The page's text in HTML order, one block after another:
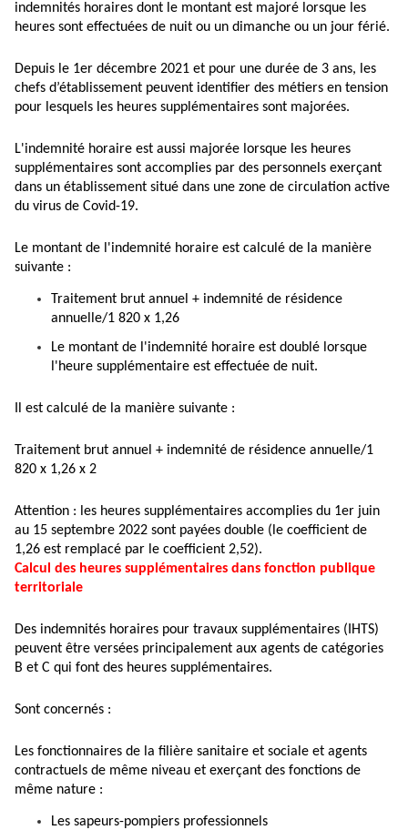
indemnités horaires dont le montant est majoré lorsque les
heures sont effectuées de nuit ou un dimanche ou un jour férié.
Depuis le 1er décembre 2021 et pour une durée de 3 ans, les
chefs d’établissement peuvent identifier des métiers en tension
pour lesquels les heures supplémentaires sont majorées.
L'indemnité horaire est aussi majorée lorsque les heures
supplémentaires sont accomplies par des personnels exerçant
dans un établissement situé dans une zone de circulation active
du virus de Covid-19.
Le montant de l'indemnité horaire est calculé de la manière
suivante :
Traitement brut annuel + indemnité de résidence
annuelle/1 820 x 1,26
Le montant de l'indemnité horaire est doublé lorsque
l'heure supplémentaire est effectuée de nuit.
Il est calculé de la manière suivante :
Traitement brut annuel + indemnité de résidence annuelle/1
820 x 1,26 x 2
Attention : les heures supplémentaires accomplies du 1er juin
au 15 septembre 2022 sont payées double (le coefficient de
1,26 est remplacé par le coefficient 2,52).
Calcul des heures supplémentaires dans fonction publique
territoriale
Des indemnités horaires pour travaux supplémentaires (IHTS)
peuvent être versées principalement aux agents de catégories
B et C qui font des heures supplémentaires.
Sont concernés :
Les fonctionnaires de la filière sanitaire et sociale et agents
contractuels de même niveau et exerçant des fonctions de
même nature :
Les sapeurs-pompiers professionnels